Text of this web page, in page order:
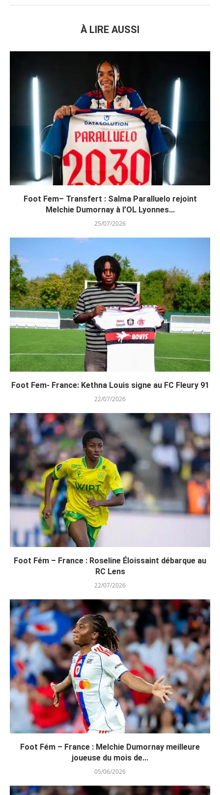
À LIRE AUSSI
Foot Fem– Transfert : Salma Paralluelo rejoint
Melchie Dumornay à l’OL Lyonnes...
25/07/2026
Foot Fem- France: Kethna Louis signe au FC Fleury 91
22/07/2026
Foot Fém – France : Roseline Éloissaint débarque au
RC Lens
22/07/2026
Foot Fém – France : Melchie Dumornay meilleure
joueuse du mois de...
05/06/2026